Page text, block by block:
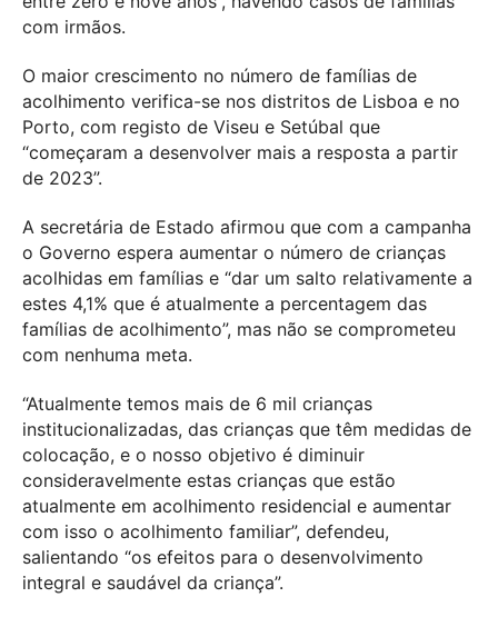
com irmãos.
O maior crescimento no número de famílias de
acolhimento verifica-se nos distritos de Lisboa e no
Porto, com registo de Viseu e Setúbal que
“começaram a desenvolver mais a resposta a partir
de 2023”.
A secretária de Estado afirmou que com a campanha
o Governo espera aumentar o número de crianças
acolhidas em famílias e “dar um salto relativamente a
estes 4,1% que é atualmente a percentagem das
famílias de acolhimento”, mas não se comprometeu
com nenhuma meta.
“Atualmente temos mais de 6 mil crianças
institucionalizadas, das crianças que têm medidas de
colocação, e o nosso objetivo é diminuir
consideravelmente estas crianças que estão
atualmente em acolhimento residencial e aumentar
com isso o acolhimento familiar”, defendeu,
salientando “os efeitos para o desenvolvimento
integral e saudável da criança”.